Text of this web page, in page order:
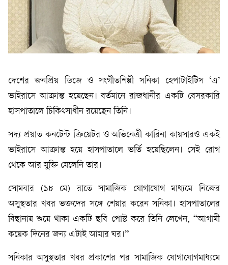
দেশের জনপ্রিয় ডিজে ও সংগীতশিল্পী সনিকা হেপাটাইটিস ‘এ’
ভাইরাসে আক্রান্ত হয়েছেন। বর্তমানে রাজধানীর একটি বেসরকারি
হাসপাতালে চিকিৎসাধীন রয়েছেন তিনি।
সদ্য প্রয়াত কনটেন্ট ক্রিয়েটর ও অভিনেত্রী কারিনা কায়সারও একই
ভাইরাসে আক্রান্ত হয়ে হাসপাতালে ভর্তি হয়েছিলেন। সেই রোগ
থেকে আর মুক্তি মেলেনি তার।
সোমবার (১৮ মে) রাতে সামাজিক যোগাযোগ মাধ্যমে নিজের
অসুস্থতার খবর ভক্তদের সঙ্গে শেয়ার করেন সনিকা। হাসপাতালের
বিছানায় শুয়ে থাকা একটি ছবি পোস্ট করে তিনি লেখেন, “আগামী
কয়েক দিনের জন্য এটাই আমার ঘর।”
সনিকার অসুস্থতার খবর প্রকাশের পর সামাজিক যোগাযোগমাধ্যমে